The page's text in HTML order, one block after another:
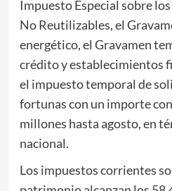
Impuesto Especial sobre
No Reutilizables, el
energético, el Gravamen
crédito y establecimientos
el impuesto temporal de
fortunas con un importe
millones hasta agosto, en
nacional.
Los impuestos corrientes